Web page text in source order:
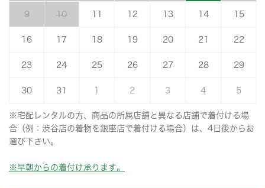
9 10 12 13 14 15
16 17 18 19 20 21 22
23 24 25 26 27 28 29
30 31 2 3 4 5
※宅配レンタルの方、商品の所属店舗と異なる店舗で着付ける場
合（例：渋谷店の着物を銀座店で着付ける場合）は、4日後からお
選び下さい。
※早朝からの着付け承ります。